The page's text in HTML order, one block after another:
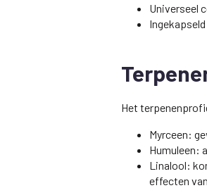
Universeel
Het
Myrceen:
Humuleen:
Linalool:
effecten